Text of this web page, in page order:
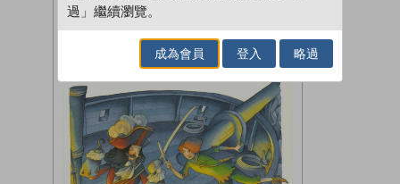
過」繼續瀏覽。
成為會員 登入 略過